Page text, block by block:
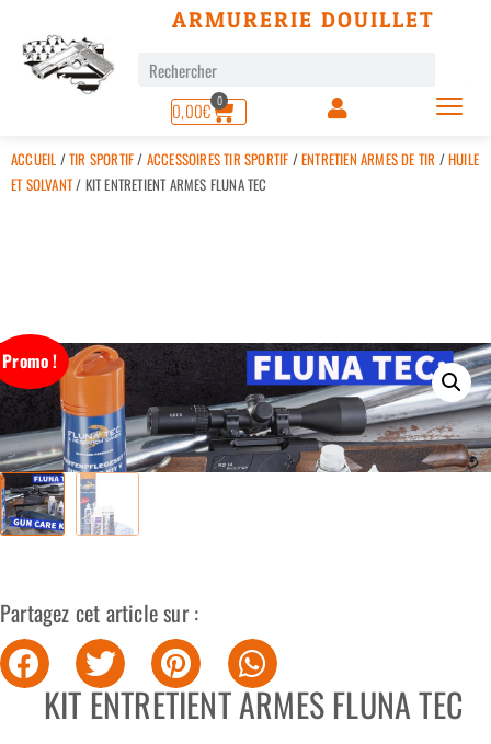
ARMURERIE DOUILLET
0,00€ 0
ACCUEIL /TIR SPORTIF/ ACCESSOIRES TIR SPORTIF /ENTRETIEN ARMES DE TIR /HUILE
ET SOLVANT/ KIT ENTRETIENT ARMES FLUNA TEC
Promo !
Partagez cet article sur :
KIT ENTRETIENT ARMES FLUNA TEC